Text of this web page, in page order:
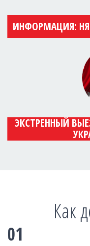
ИНФОРМАЦИЯ:
ЭКСТРЕННЫЙ
Как
01